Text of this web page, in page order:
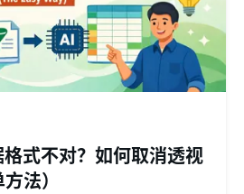
式不对？如何取消透视
法）